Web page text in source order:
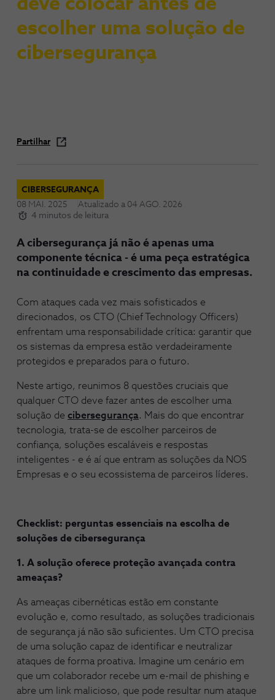
deve colocar antes de
escolher uma solução de
cibersegurança
Partilhar
CIBERSEGURANÇA
08 MAI. 2025
Atualizado a 04 AGO. 2026
4 minutos de leitura
A cibersegurança já não é apenas uma
componente técnica - é uma peça estratégica
na continuidade e crescimento das empresas.
Com ataques cada vez mais sofisticados e
direcionados, os CTO (Chief Technology Officers)
enfrentam uma responsabilidade crítica: garantir que
os sistemas da empresa estão verdadeiramente
protegidos e preparados para o futuro.
Neste artigo, reunimos 8 questões cruciais que
qualquer CTO deve fazer antes de escolher uma
solução de cibersegurança. Mais do que encontrar
tecnologia, trata-se de escolher parceiros de
confiança, soluções escaláveis e respostas
inteligentes - e é aí que entram as soluções da NOS
Empresas e o seu ecossistema de parceiros líderes.
Checklist: perguntas essenciais na escolha de
soluções de cibersegurança
1. A solução oferece proteção avançada contra
ameaças?
As ameaças cibernéticas estão em constante
evolução e, como resultado, as soluções tradicionais
de segurança já não são suficientes. Um CTO precisa
de uma solução capaz de identificar e neutralizar
ataques de forma proativa. Imagine um cenário em
que um colaborador recebe um e-mail de phishing e
abre um link malicioso, que pode resultar num ataque